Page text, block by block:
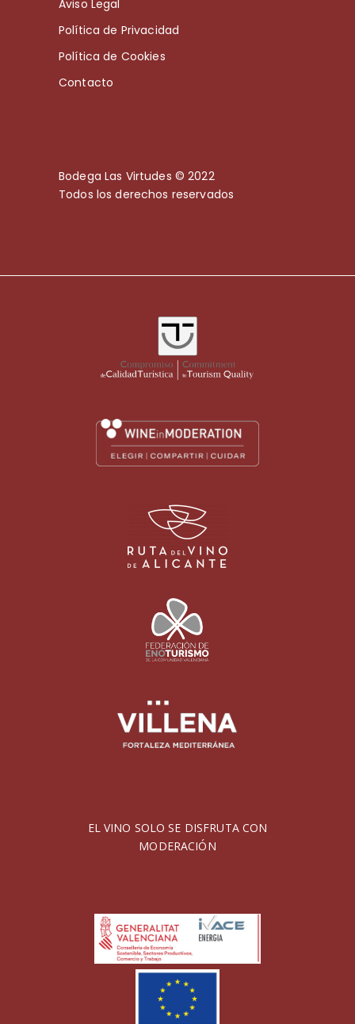
Aviso Legal
Política de Privacidad
Política de Cookies
Contacto
Bodega Las Virtudes © 2022
Todos los derechos reservados
EL VINO SOLO SE DISFRUTA CON
MODERACIÓN